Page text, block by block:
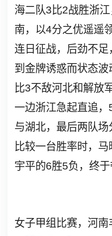
海二队3 比2战胜浙
南，以4分之优遥遥
连日征战，后劲不
到金牌诱惑而状态
比3不敌河北和解放
一边浙江急起直追，
与湖北，最后两队
比较一台胜率时，马
宇平的6胜5负，终于
女子甲组比赛，河